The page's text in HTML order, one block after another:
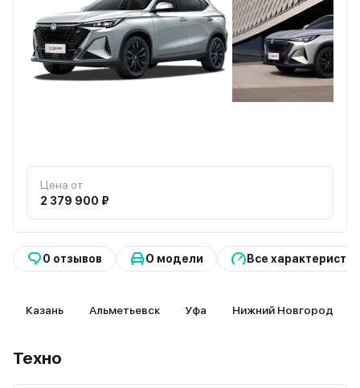
Цена от
2 379 900 ₽
0 отзывов О модели Все
Казань Альметьевск Уфа Нижний Новгород
Техно